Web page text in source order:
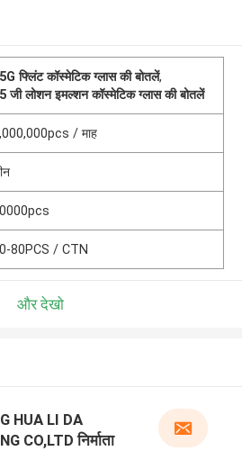
फ्लिंट कॉस्मेटिक ग्लास की बोतलें,
जी लोशन इमल्शन कॉस्मेटिक ग्लास की बोतलें
/ माह
80PCS / CTN
और देखो
HUA LI DA
CO,LTD निर्माता